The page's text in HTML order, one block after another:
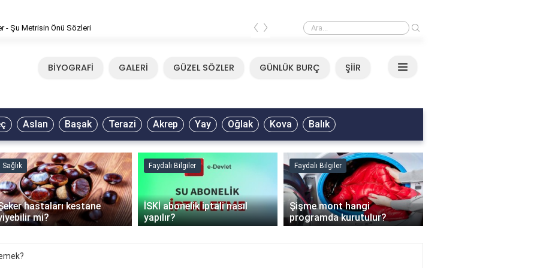
- Şu Metrisin Önü Sözleri Mirkelam - Tavla Sözleri
‹ ›
BİYOGRAFİ GALERİ GÜZEL SÖZLER GÜNLÜK BURÇ ŞİİR
Aslan Başak Terazi Akrep Yay Oğlak Kova Balık
Sağlık
hastaları kestane
mi?
Faydalı Bilgiler
İSKİ abonelik iptali nasıl
yapılır?
Faydalı Bilgiler
Şişme mont hangi
programda kurutulur?
›